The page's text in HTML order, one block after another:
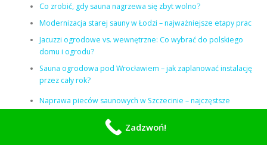
Co zrobić, gdy sauna nagrzewa się zbyt wolno?
Modernizacja starej sauny w Łodzi – najważniejsze etapy prac
Jacuzzi ogrodowe vs. wewnętrzne: Co wybrać do polskiego
domu i ogrodu?
Sauna ogrodowa pod Wrocławiem – jak zaplanować instalację
przez cały rok?
Naprawa pieców saunowych w Szczecinie – najczęstsze
przyczyny awarii
Akcesoria do sauny i jacuzzi: Co warto mieć, by zwiększyć
Zadzwoń!